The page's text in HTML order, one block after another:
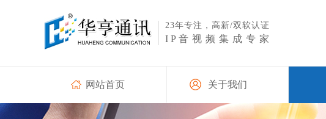
23年专注，高新/双软认证
IP 音视频集成专家
网站首页 关于我们